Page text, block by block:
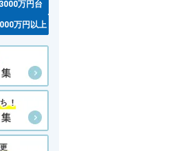
3000万円台
万円以上